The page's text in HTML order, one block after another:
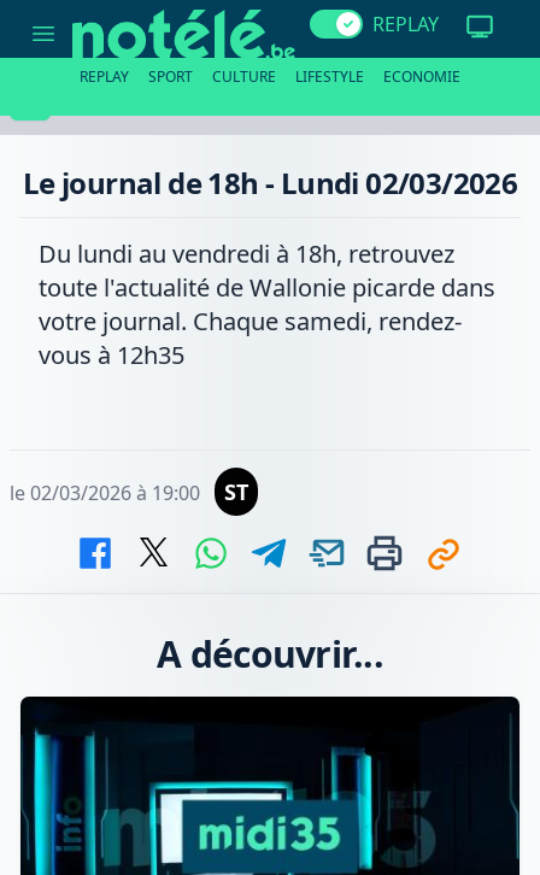
journal
02/03/2026
REPLAY
REPLAY SPORT CULTURE LIFESTYLE ECONOMIE
Le journal de 18h - Lundi 02/03/2026
Du lundi au vendredi à 18h, retrouvez
toute l'actualité de Wallonie picarde dans
votre journal. Chaque samedi, rendez-
vous à 12h35
le 02/03/2026 à 19:00 ST
A découvrir...